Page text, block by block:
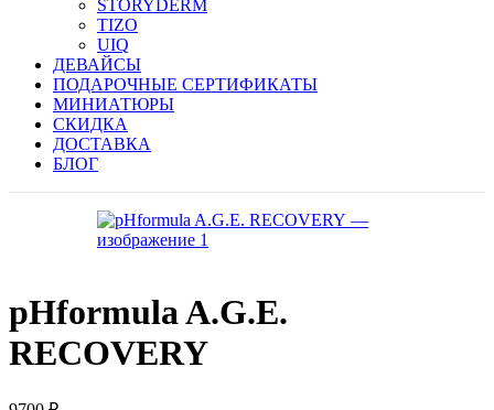
STORYDERM
TIZO
UIQ
ДЕВАЙСЫ
ПОДАРОЧНЫЕ СЕРТИФИКАТЫ
МИНИАТЮРЫ
СКИДКА
ДОСТАВКА
БЛОГ
pHformula A.G.E.
RECOVERY